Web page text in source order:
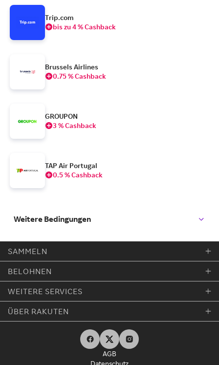
Trip.com
bis zu 4 % Cashback
Brussels Airlines
0.75 % Cashback
GROUPON
3 % Cashback
TAP Air Portugal
0.5 % Cashback
Weitere Bedingungen
SAMMELN
BELOHNEN
WEITERE SERVICES
ÜBER RAKUTEN
AGB
Datenschutz